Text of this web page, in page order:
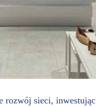
rozwój sieci, inwestując